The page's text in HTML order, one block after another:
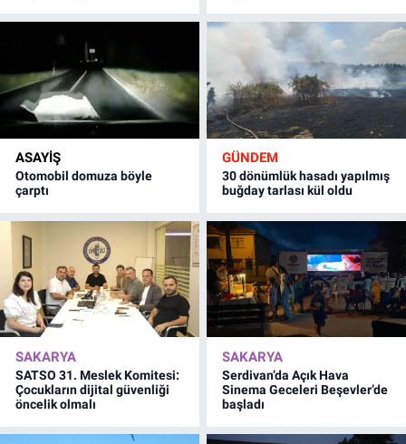
ASAYİŞ
Otomobil domuza böyle
çarptı
GÜNDEM
30 dönümlük hasadı yapılmış
buğday tarlası kül oldu
SAKARYA
SATSO 31. Meslek Komitesi:
Çocukların dijital güvenliği
öncelik olmalı
SAKARYA
Serdivan’da Açık Hava
Sinema Geceleri Beşevler’de
başladı